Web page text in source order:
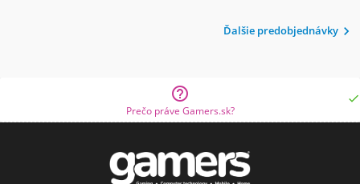
Ďalšie predobjednávky 

Prečo práve Gamers.sk?
